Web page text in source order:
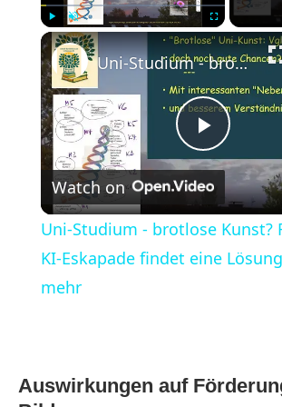
Play Unmute Fullscreen
Play
Video
Uni-Studium - brotlose Kunst? Freisteins KI-Eskapade findet eine Lösung und noch mehr
Watch on
Uni-Studium - brotlose Kunst?
KI-Eskapade findet eine
mehr
Auswirkungen auf